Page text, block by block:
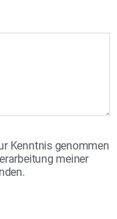
Kenntnis genommen
meiner